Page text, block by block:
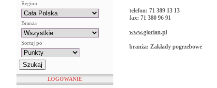
Region
Branża
Sortuj po
LOGOWANIE
telefon: 71 389 13 13
fax: 71 380 96 91
www.glorian.pl
branża: Zakłady pogrzebowe